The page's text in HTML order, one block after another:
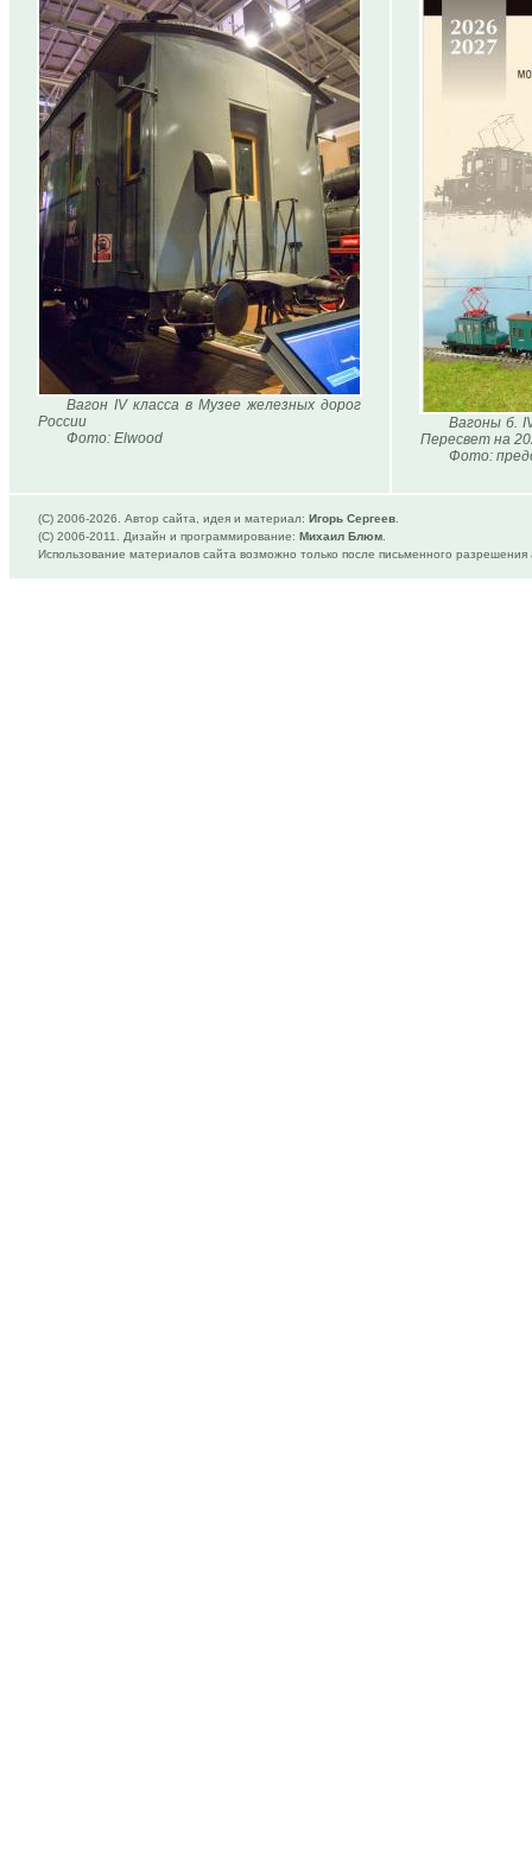
Вагон IV класса в Музее железных дорог
России
Фото: Elwood
Вагоны б.
Пересвет на
Фото:
(C) 2006-2026. Автор сайта, идея и материал: Игорь Сергеев
(C) 2006-2011. Дизайн и программирование: Михаил Блюм
Использование материалов сайта возможно только после письменного разрешения